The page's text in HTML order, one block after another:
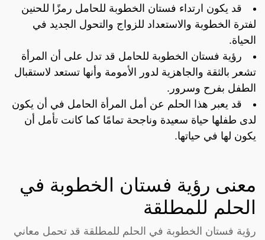
قد يكون ارتداء فستان الخطوبة للحامل رمزًا للحنين
لفترة الخطوبة والاستعداد للزواج والتحول الجديد في
الحياة.
رؤية فستان الخطوبة للحامل قد تدل على أن المرأة
تشعر بالثقة والجاهزية لدور الأمومة وأنها تستعد لاستقبال
الطفل بفرح وسرور.
قد يعبر هذا الحلم عن أمل المرأة الحامل في أن يكون
لدى طفلها حياة سعيدة وناجحة تمامًا كما كانت تأمل أن
يكون لها في حياتها.
معنى رؤية فستان الخطوبة في
الحلم للمطلقة
رؤية فستان الخطوبة في الحلم للمطلقة قد تحمل معاني